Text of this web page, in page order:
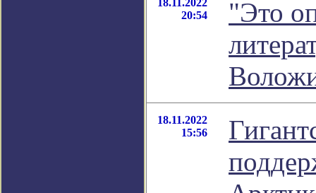
18.11.2022
20:54
"Это
18.11.2022
15:56